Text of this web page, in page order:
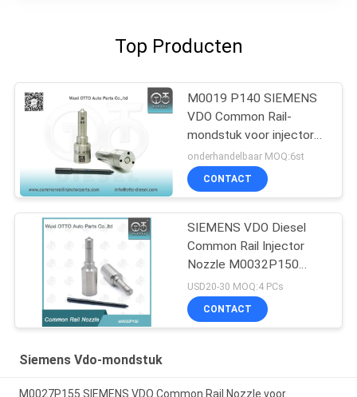
Top Producten
M0019 P140 SIEMENS
VDO Common Rail-
mondstuk voor injectoren
A2C59517051
onderhandelbaar MOQ:6st
CONTACT
SIEMENS VDO Diesel
Common Rail Injector
Nozzle M0032P150
Voor Piezo Injector
16600-93282R/ 16600-
0372R/ 16600-00Q2K
USD20-30 MOQ:4 PCs
CONTACT
Siemens Vdo-mondstuk
M0027P155 SIEMENS VDO Common Rail Nozzle voor